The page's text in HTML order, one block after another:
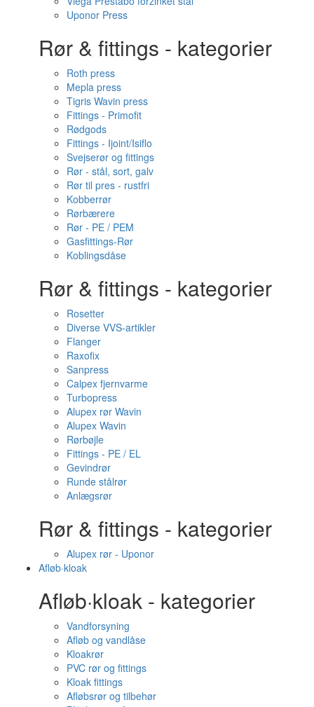
Uponor Press
Rør & fittings - kategorier
Roth press
Mepla press
Tigris Wavin press
Fittings - Primofit
Rødgods
Fittings - Ijoint/Isiflo
Svejserør og fittings
Rør - stål, sort, galv
Rør til pres - rustfri
Kobberrør
Rørbærere
Rør - PE / PEM
Gasfittings-Rør
Koblingsdåse
Rør & fittings - kategorier
Rosetter
Diverse VVS-artikler
Flanger
Raxofix
Sanpress
Calpex fjernvarme
Turbopress
Alupex rør Wavin
Alupex Wavin
Rørbøjle
Fittings - PE / EL
Gevindrør
Runde stålrør
Anlægsrør
Rør & fittings - kategorier
Alupex rør - Uponor
Afløb·kloak
Afløb·kloak - kategorier
Vandforsyning
Afløb og vandlåse
Kloakrør
PVC rør og fittings
Kloak fittings
Afløbsrør og tilbehør